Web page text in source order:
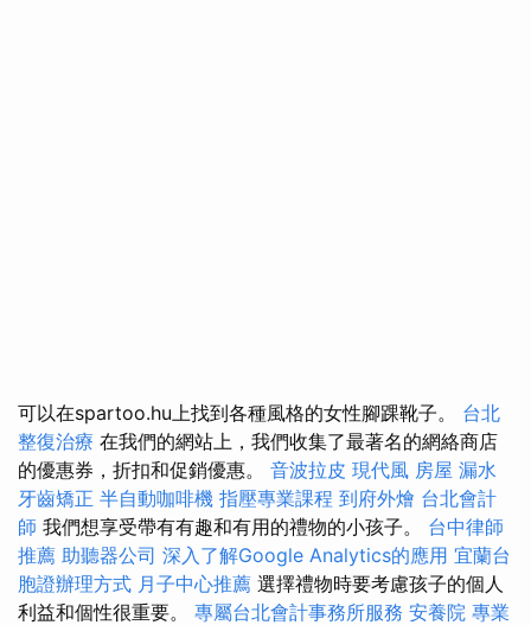
可以在spartoo.hu上找到各種風格的女性腳踝靴子。 台北
整復治療 在我們的網站上，我們收集了最著名的網絡商店
的優惠券，折扣和促銷優惠。 音波拉皮 現代風 房屋 漏水
牙齒矯正 半自動咖啡機 指壓專業課程 到府外燴 台北會計
師 我們想享受帶有有趣和有用的禮物的小孩子。 台中律師
推薦 助聽器公司 深入了解Google Analytics的應用 宜蘭台
胞證辦理方式 月子中心推薦 選擇禮物時要考慮孩子的個人
利益和個性很重要。 專屬台北會計事務所服務 安養院 專業